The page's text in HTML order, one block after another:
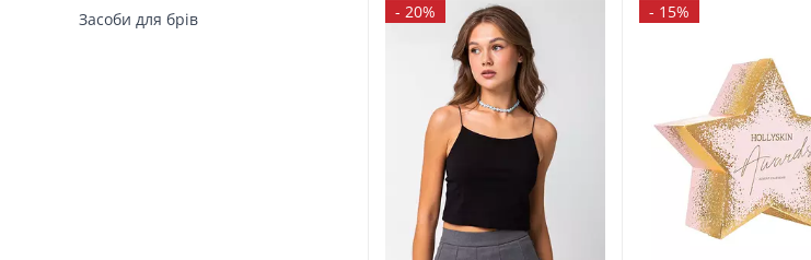
Засоби для брів
- 20% - 15%